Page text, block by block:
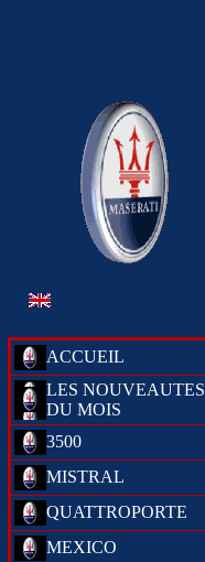
ACCUEIL
LES NOUVEAUTES
DU MOIS
3500
MISTRAL
QUATTROPORTE
MEXICO